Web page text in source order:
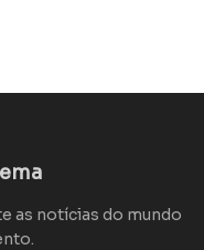
as notícias do mundo